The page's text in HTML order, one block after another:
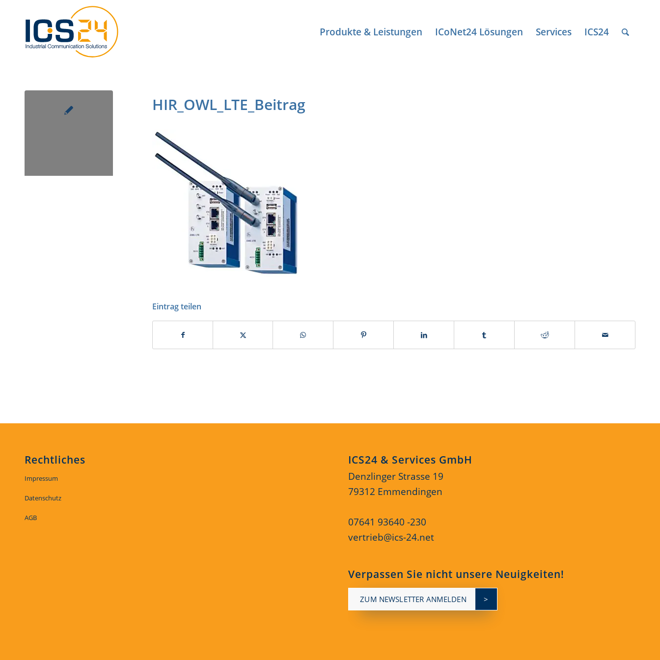
Produkte & Leistungen ICoNet24 Lösungen Services ICS24
HIR_OWL_LTE_Beitrag
Eintrag teilen
Rechtliches
Impressum
Datenschutz
AGB
ICS24 & Services GmbH
Denzlinger Strasse 19
79312 Emmendingen
07641 93640 -230
vertrieb@ics-24.net
Verpassen Sie nicht unsere Neuigkeiten!
ZUM NEWSLETTER ANMELDEN